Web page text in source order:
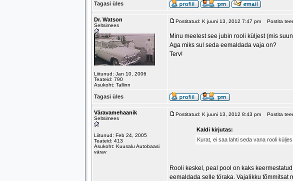
Tagasi üles
Dr. Watson
Seltsimees
Liitunud: Jan 10, 2006
Teateid: 790
Asukoht: Tallinn
Postitatud: K juuni 13, 2012 7:47 pm Postita
Minu meelest see jubin rooli küljest (mis
Aga miks sul seda eemaldada vaja on?
Terv!
Tagasi üles
Väravamehaanik
Seltsimees
Liitunud: Feb 24, 2005
Teateid: 413
Asukoht: Kuusalu Autobaasi
värav
Postitatud: K juuni 13, 2012 8:43 pm Postita
Kaldi kirjutas:
Kurat, ei saa lahti seda vana rooli
Rooli keskel, peal pool on kaks
eemaldada selle töraka. Vajalikku tõmmitsat